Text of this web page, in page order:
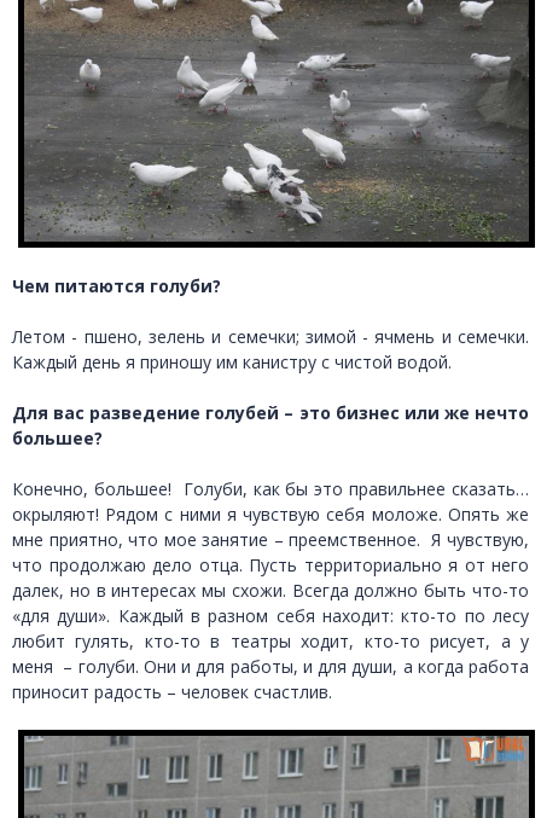
Чем питаются голуби?
Летом - пшено, зелень и семечки; зимой - ячмень и семечки.
Каждый день я приношу им канистру с чистой водой.
Для вас разведение голубей – это бизнес или же нечто
большее?
Конечно, большее! Голуби, как бы это правильнее сказать…
окрыляют! Рядом с ними я чувствую себя моложе. Опять же
мне приятно, что мое занятие – преемственное. Я чувствую,
что продолжаю дело отца. Пусть территориально я от него
далек, но в интересах мы схожи. Всегда должно быть что-то
«для души». Каждый в разном себя находит: кто-то по лесу
любит гулять, кто-то в театры ходит, кто-то рисует, а у
меня – голуби. Они и для работы, и для души, а когда работа
приносит радость – человек счастлив.